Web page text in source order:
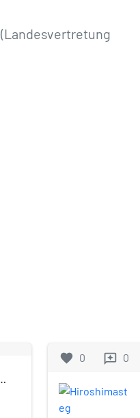
(Landesvertretung
favorite 0 reviews 0